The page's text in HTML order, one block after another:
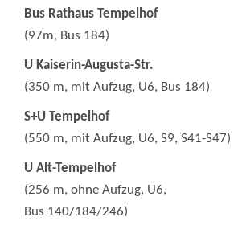
Bus Rathaus Tempelhof
(97m, Bus 184)
U Kaiserin-Augusta-Str.
(350 m, mit Aufzug, U6, Bus 184)
S+U Tempelhof
(550 m, mit Aufzug, U6, S9, S41-S47)
U Alt-Tempelhof
(256 m, ohne Aufzug, U6,
Bus 140/184/246)